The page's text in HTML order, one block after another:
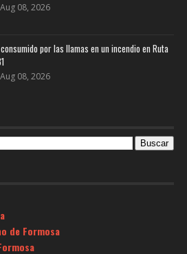
Aug 08, 2026
por las llamas en un incendio en Ruta
Aug 08, 2026
de Formosa